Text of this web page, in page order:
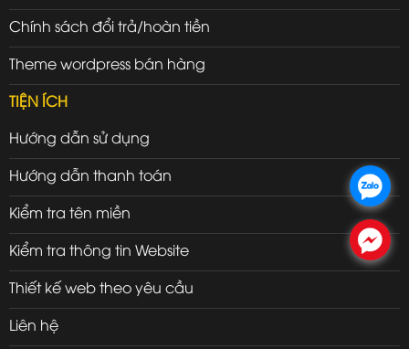
Chính sách đổi trả/hoàn tiền
Theme wordpress bán hàng
TIỆN ÍCH
Hướng dẫn sử dụng
Hướng dẫn thanh toán
Kiểm tra tên miền
Kiểm tra thông tin Website
Thiết kế web theo yêu cầu
Liên hệ
.
.